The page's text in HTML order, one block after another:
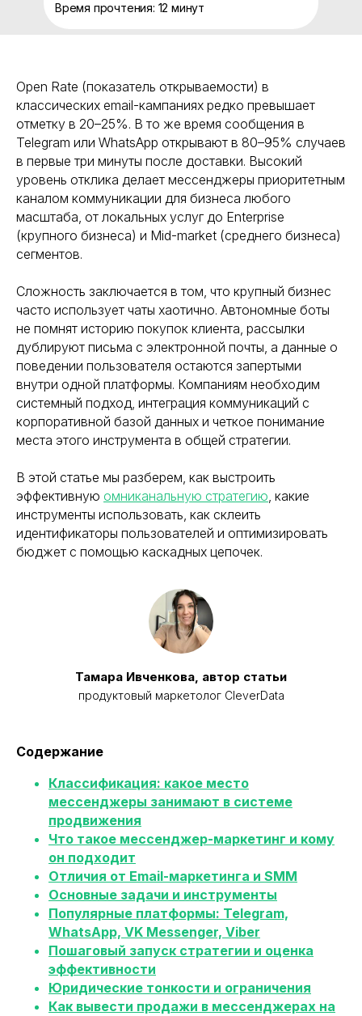
Время прочтения: 12 минут
Open Rate (показатель открываемости) в
классических email-кампаниях редко превышает
отметку в 20–25%. В то же время сообщения в
Telegram или WhatsApp открывают в 80–95% случаев
в первые три минуты после доставки. Высокий
уровень отклика делает мессенджеры приоритетным
каналом коммуникации для бизнеса любого
масштаба, от локальных услуг до Enterprise
(крупного бизнеса) и Mid-market (среднего бизнеса)
сегментов.
Сложность заключается в том, что крупный бизнес
часто использует чаты хаотично. Автономные боты
не помнят историю покупок клиента, рассылки
дублируют письма с электронной почты, а данные о
поведении пользователя остаются запертыми
внутри одной платформы. Компаниям необходим
системный подход, интеграция коммуникаций с
корпоративной базой данных и четкое понимание
места этого инструмента в общей стратегии.
В этой статье мы разберем, как выстроить
эффективную омниканальную стратегию, какие
инструменты использовать, как склеить
идентификаторы пользователей и оптимизировать
бюджет с помощью каскадных цепочек.
Тамара Ивченкова, автор статьи
продуктовый маркетолог CleverData
Содержание
Классификация: какое место
мессенджеры занимают в системе
продвижения
Что такое мессенджер-маркетинг и кому
он подходит
Отличия от Email-маркетинга и SMM
Основные задачи и инструменты
Популярные платформы: Telegram,
WhatsApp, VK Messenger, Viber
Пошаговый запуск стратегии и оценка
эффективности
Юридические тонкости и ограничения
Как вывести продажи в мессенджерах на